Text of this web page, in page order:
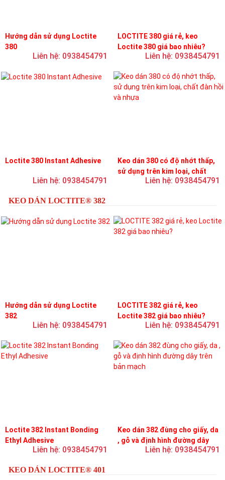
Hướng dẫn sử dụng Loctite
380
Liên hệ: 0938454791
LOCTITE 380 giá rẻ, keo
Loctite 380 giá bao nhiêu?
Liên hệ: 0938454791
Loctite 380 Instant Adhesive
Liên hệ: 0938454791
Keo dán 380 có độ nhớt thấp,
sử dụng trên kim loại, chất
đàn hồi và nhựaLiên hệ: 0938454791
KEO DÁN LOCTITE® 382
Hướng dẫn sử dụng Loctite
382
Liên hệ: 0938454791
LOCTITE 382 giá rẻ, keo
Loctite 382 giá bao nhiêu?
Liên hệ: 0938454791
Loctite 382 Instant Bonding
Ethyl Adhesive
Liên hệ: 0938454791
Keo dán 382 đùng cho giấy, da
, gỗ và định hình đường dây
trên bản mạchLiên hệ: 0938454791
KEO DÁN LOCTITE® 401